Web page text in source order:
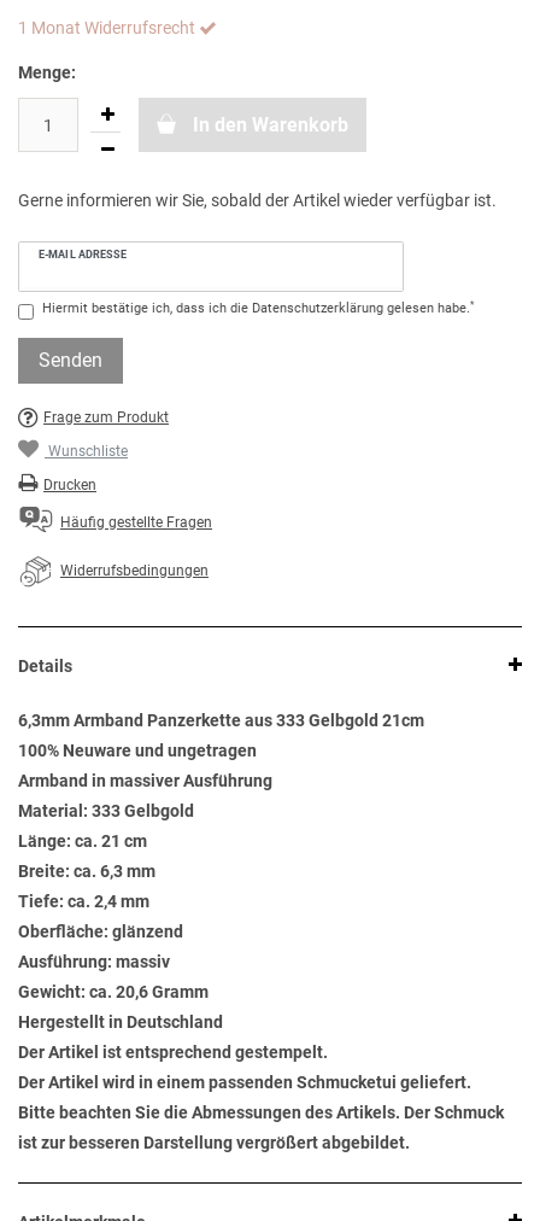
1 Monat Widerrufsrecht
Menge:
In den Warenkorb
Gerne informieren wir Sie, sobald der Artikel wieder verfügbar ist.
E-MAIL ADRESSE
Hiermit bestätige ich, dass ich die Daten­schutz­erklärung gelesen habe.*
Senden
Frage zum Produkt
Wunschliste
Drucken
Häufig gestellte Fragen
Widerrufsbedingungen
Details
6,3mm Armband Panzerkette aus 333 Gelbgold 21cm
100% Neuware und ungetragen
Armband in massiver Ausführung
Material: 333 Gelbgold
Länge: ca. 21 cm
Breite: ca. 6,3 mm
Tiefe: ca. 2,4 mm
Oberfläche: glänzend
Ausführung: massiv
Gewicht: ca. 20,6 Gramm
Hergestellt in Deutschland
Der Artikel ist entsprechend gestempelt.
Der Artikel wird in einem passenden Schmucketui geliefert.
Bitte beachten Sie die Abmessungen des Artikels. Der Schmuck
ist zur besseren Darstellung vergrößert abgebildet.